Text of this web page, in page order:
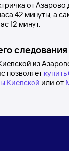
отАзарово
42 минуты, а
12 минут.
следования
из
позволяет
Киевской или от